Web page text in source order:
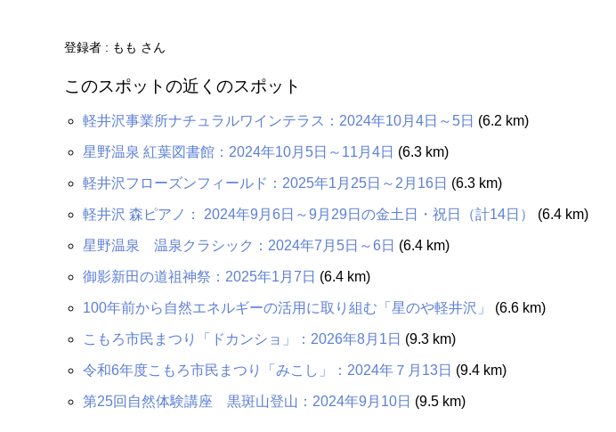
登録者 : もも さん
このスポットの近くのスポット
軽井沢事業所ナチュラルワインテラス：2024年10月4日～5日 (6.2 km)
星野温泉 紅葉図書館：2024年10月5日～11月4日 (6.3 km)
軽井沢フローズンフィールド：2025年1月25日～2月16日 (6.3 km)
軽井沢 森ピアノ： 2024年9月6日～9月29日の金土日・祝日（計14日） (6.4 km)
星野温泉 温泉クラシック：2024年7月5日～6日 (6.4 km)
御影新田の道祖神祭：2025年1月7日 (6.4 km)
100年前から自然エネルギーの活用に取り組む「星のや軽井沢」 (6.6 km)
こもろ市民まつり「ドカンショ」：2026年8月1日 (9.3 km)
令和6年度こもろ市民まつり「みこし」：2024年７月13日 (9.4 km)
第25回自然体験講座 黒斑山登山：2024年9月10日 (9.5 km)